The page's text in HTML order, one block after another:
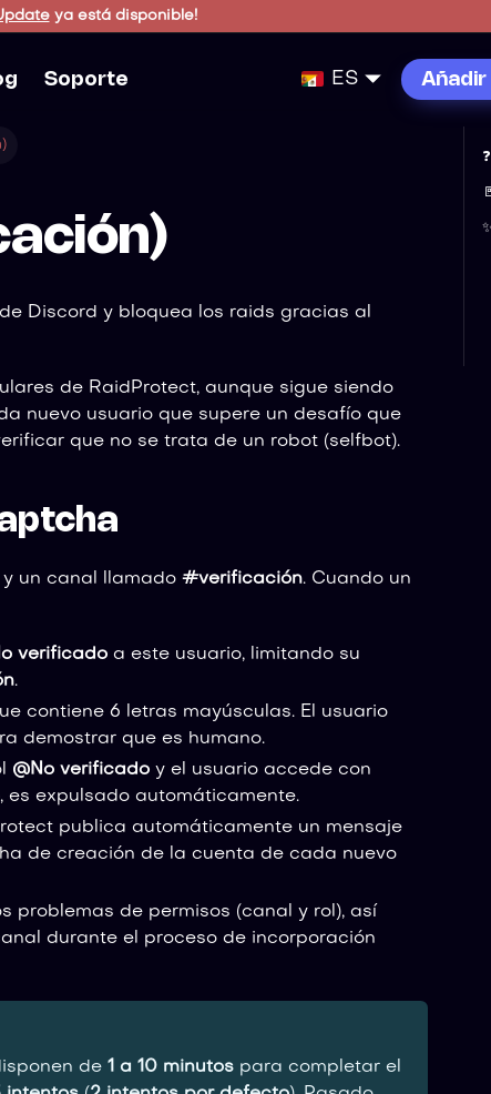
ya está disponible!
Soporte ES
Discord y bloquea los raids gracias al
de RaidProtect, aunque sigue siendo
nuevo usuario que supere un desafío que
que no se trata de un robot (selfbot).
y un canal llamado #verificación. Cuando un
verificado a este usuario, limitando su
.
contiene 6 letras mayúsculas. El usuario
demostrar que es humano.
@No verificado y el usuario accede con
es expulsado automáticamente.
publica automáticamente un mensaje
de creación de la cuenta de cada nuevo
problemas de permisos (canal y rol), así
durante el proceso de incorporación
de 1 a 10 minutos para completar el